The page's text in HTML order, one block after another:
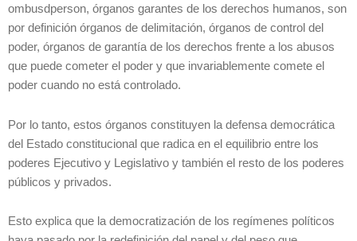
ombusdperson, órganos garantes de los derechos humanos, son
por definición órganos de delimitación, órganos de control del
poder, órganos de garantía de los derechos frente a los abusos
que puede cometer el poder y que invariablemente comete el
poder cuando no está controlado.
Por lo tanto, estos órganos constituyen la defensa democrática
del Estado constitucional que radica en el equilibrio entre los
poderes Ejecutivo y Legislativo y también el resto de los poderes
públicos y privados.
Esto explica que la democratización de los regímenes políticos